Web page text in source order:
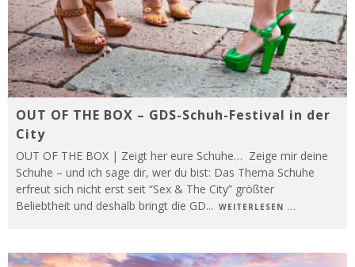
OUT OF THE BOX – GDS-Schuh-Festival in der
City
OUT OF THE BOX | Zeigt her eure Schuhe… Zeige mir deine
Schuhe – und ich sage dir, wer du bist: Das Thema Schuhe
erfreut sich nicht erst seit “Sex & The City” größter
Beliebtheit und deshalb bringt die GD... WEITERLESEN ...